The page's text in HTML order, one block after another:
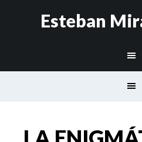
Esteban